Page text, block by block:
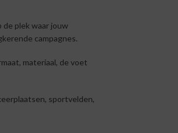
plek waar jouw
campagnes.
materiaal, de voet
sportvelden,